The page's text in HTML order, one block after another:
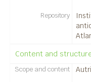
Repository
Content and
Scope and content